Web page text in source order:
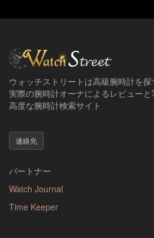
ウォッチストリートは高級腕時計を探
実際の腕時計オーナによるレビュー
高度な腕時計検索サイト
連絡先
パートナー
Watch Journal
Time Keeper